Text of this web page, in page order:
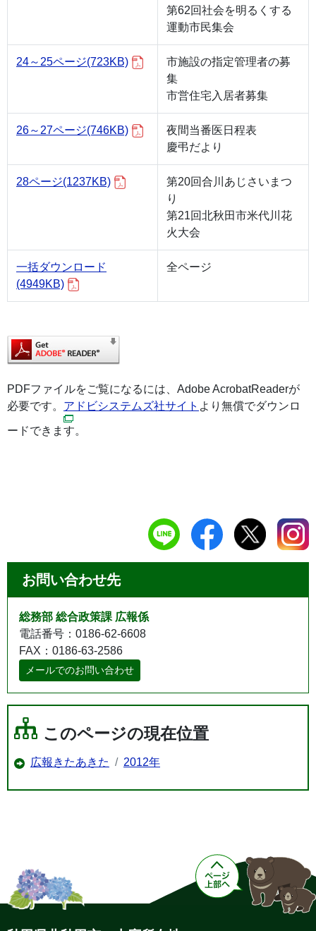
第62回社会を明るくする
運動市民集会
24～25ページ(723KB)
市施設の指定管理者の募
集
市営住宅入居者募集
26～27ページ(746KB)
夜間当番医日程表
慶弔だより
28ページ(1237KB)
第20回合川あじさいまつ
り
第21回北秋田市米代川花
火大会
一括ダウンロード
(4949KB)
全ページ
PDFファイルをご覧になるには、Adobe AcrobatReaderが
必要です。 アドビシステムズ社サイト より無償でダウンロ
ードできます。
お問い合わせ先
総務部 総合政策課 広報係
電話番号：0186-62-6608
FAX：0186-63-2586
メールでのお問い合わせ
このページの現在位置
広報きたあきた 2012年